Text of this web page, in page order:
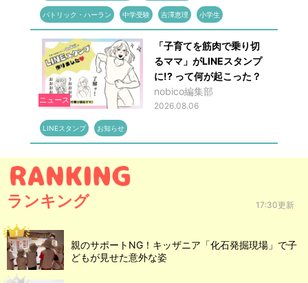
パトリック・ハーラン 中学受験 吉澤恵理 小学生
ニュース
「子育てを筋肉で乗り切
るママ」がLINEスタンプ
に!? って何が起こった？
nobico編集部
2026.08.06
LINEスタンプ お知らせ
ランキング 17:30更新
親のサポートNG！キッザニア「化石発掘現場」で子
どもが見せた意外な姿